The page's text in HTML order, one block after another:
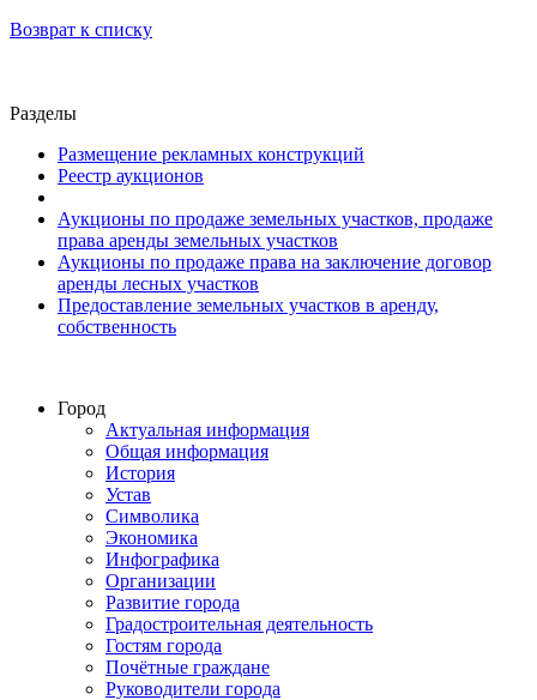
Возврат к списку
Разделы
Размещение рекламных конструкций
Реестр аукционов
Аукционы по продаже земельных участков, продаже
права аренды земельных участков
Аукционы по продаже права на заключение договор
аренды лесных участков
Предоставление земельных участков в аренду,
собственность
Город
Актуальная информация
Общая информация
История
Устав
Символика
Экономика
Инфографика
Организации
Развитие города
Градостроительная деятельность
Гостям города
Почётные граждане
Руководители города